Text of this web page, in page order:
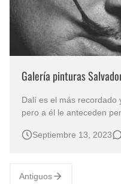
Galería pinturas
Dalí es el más recordado
pero a él le anteceden
Bosch (el Bosco)
Septiembre 13, 2023
Antiguos